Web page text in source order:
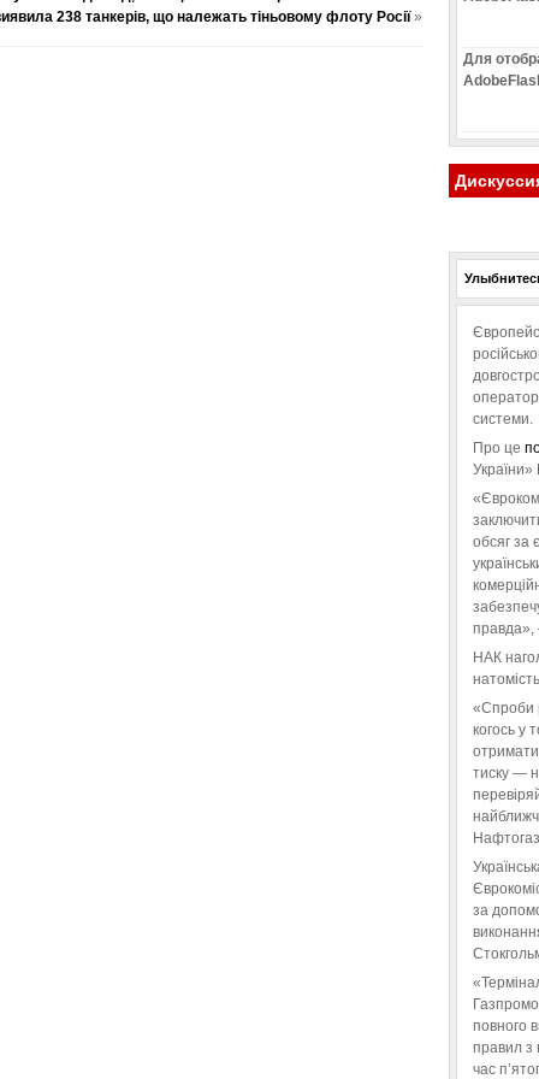
238 танкерів, що належать тіньовому флоту Росії»
Для
системи.
Про це
України»
обсяг за
правда»,
НАК
«Спроби
когось у
тиску —
за
повного
правил з
час